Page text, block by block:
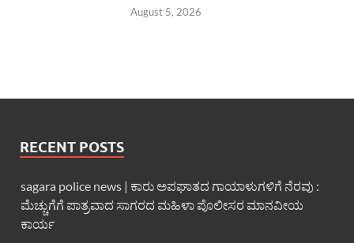
August 5, 2026
RECENT POSTS
sagara police news | ಕಾರು ಅಪಘಾತದ ಗಾಯಾಳುಗಳಿಗೆ ನೆರವು :
ಮೆಚ್ಚುಗೆಗೆ ಪಾತ್ರವಾದ ಸಾಗರದ ಮಹಿಳಾ ಪೊಲೀಸರ ಮಾನವೀಯ
ಕಾರ್ಯ